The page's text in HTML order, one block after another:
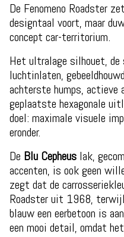
De Fenomeno Roadster
designtaal voort, maar
concept car-territorium.
Het ultralage silhouet, de
luchtinlaten,
achterste humps, actieve
geplaatste hexagonale
doel: maximale visuele
eronder.
De Blu Cepheus lak,
accenten, is ook geen
zegt dat de
Roadster uit 1968, terwijl
blauw een eerbetoon is
een mooi detail, omdat